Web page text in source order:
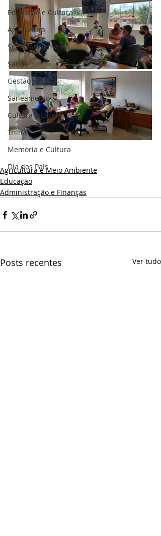
Educação e Cultura
Agricultura
Sec. Planejamento
Saúde
Gestão Pública
Saneamento
Cultura e Lazer
Trilha
Memória e Cultura
Dia dos Pais
Agricultura e Meio Ambiente
Educação
Administração e Finanças
Posts recentes Ver tudo